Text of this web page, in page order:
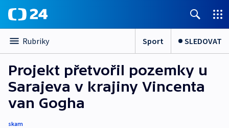
Rubriky Sport SLEDOVAT
Projekt přetvořil pozemky u
Sarajeva v krajiny Vincenta
van Gogha
skam